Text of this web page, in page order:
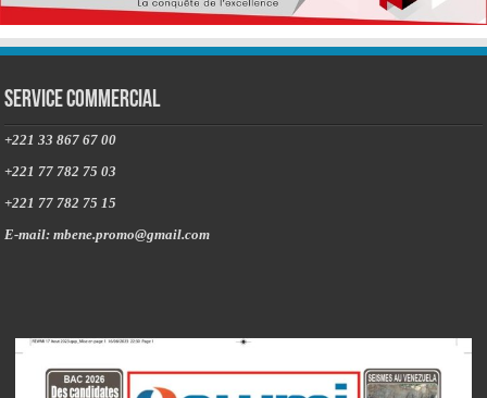
Service commercial
+221 33 867 67 00
+221 77 782 75 03
+221 77 782 75 15
E-mail: mbene.promo@gmail.com